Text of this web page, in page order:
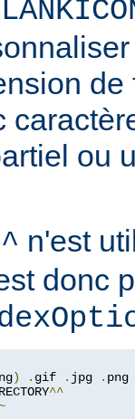
de
ou
n'est
donc
) . gif . jpg .
^^